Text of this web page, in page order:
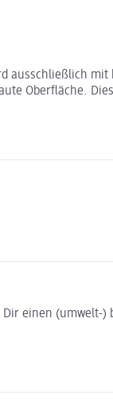
ausschließlich
Oberfläche.
einen (umwelt-)